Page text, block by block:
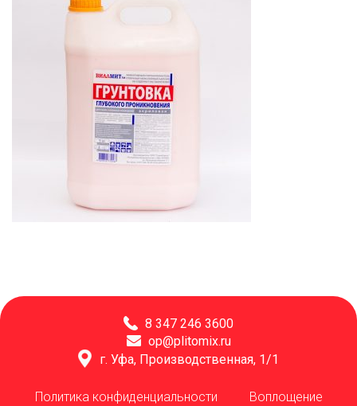
8 347 246 3600
op@plitomix.ru
г. Уфа, Производственная, 1/1
Политика конфиденциальности Воплощение